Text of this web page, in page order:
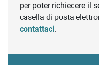
per poter richiedere il
casella di posta
contattaci.